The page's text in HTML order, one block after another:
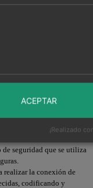
al tratamiento
prestado para el
dirección postal
presentar la
y seguridad de
seguridad que se utiliza
realizar la conexión de
codificando y
ACEPTAR
¡Realizado